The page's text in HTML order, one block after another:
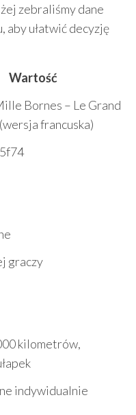
zebraliśmy dane
aby ułatwić decyzję
Wartość
Bornes – Le Grand
francuska)
graczy
kilometrów,
indywidualnie